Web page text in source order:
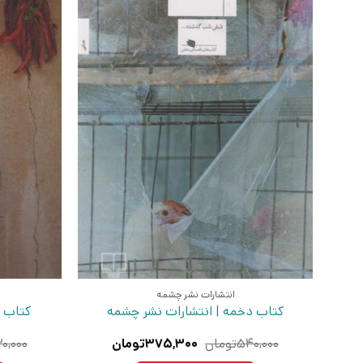
انتشارات نشر چشمه
کتاب دخمه | انتشارات نشر چشمه
۵۴۰,۰۰۰تومان قیمت
۳۷۵,۳۰۰تومانقیمت
کتاب